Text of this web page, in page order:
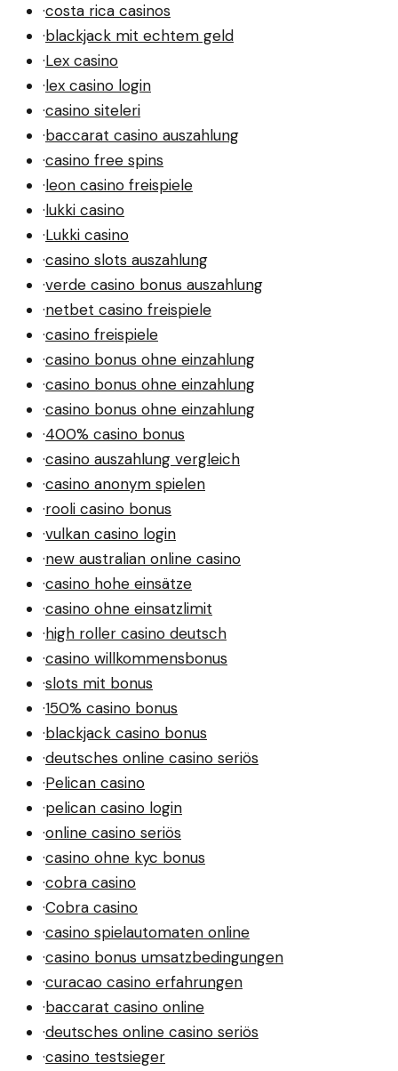
·costa rica casinos
·blackjack mit echtem geld
·Lex casino
·lex casino login
·casino siteleri
·baccarat casino auszahlung
·casino free spins
·leon casino freispiele
·lukki casino
·Lukki casino
·casino slots auszahlung
·verde casino bonus auszahlung
·netbet casino freispiele
·casino freispiele
·casino bonus ohne einzahlung
·casino bonus ohne einzahlung
·casino bonus ohne einzahlung
·400% casino bonus
·casino auszahlung vergleich
·casino anonym spielen
·rooli casino bonus
·vulkan casino login
·new australian online casino
·casino hohe einsätze
·casino ohne einsatzlimit
·high roller casino deutsch
·casino willkommensbonus
·slots mit bonus
·150% casino bonus
·blackjack casino bonus
·deutsches online casino seriös
·Pelican casino
·pelican casino login
·online casino seriös
·casino ohne kyc bonus
·cobra casino
·Cobra casino
·casino spielautomaten online
·casino bonus umsatzbedingungen
·curacao casino erfahrungen
·baccarat casino online
·deutsches online casino seriös
·casino testsieger